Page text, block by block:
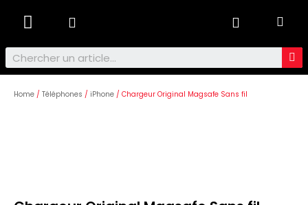
Home / Téléphones / iPhone / Chargeur Original Magsafe Sans fil